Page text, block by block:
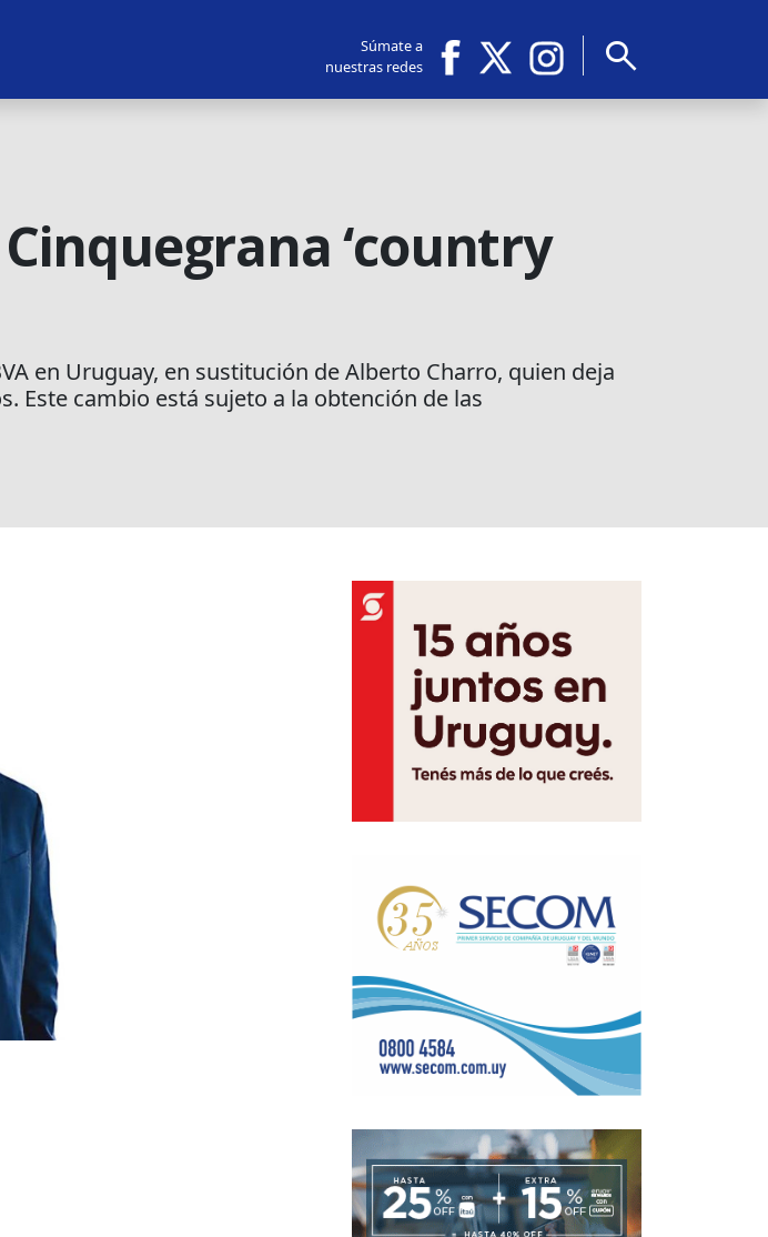
Súmate a
nuestras redes
search
‘country
en Uruguay, en sustitución de Alberto Charro, quien deja
Este cambio está sujeto a la obtención de las